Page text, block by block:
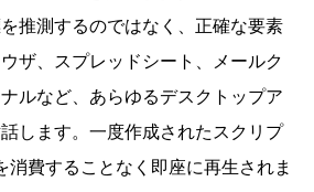
推測するのではなく、正確な要素
ザ、スプレッドシート、メールク
ルなど、あらゆるデスクトップア
します。一度作成されたスクリプ
消費することなく即座に再生されま